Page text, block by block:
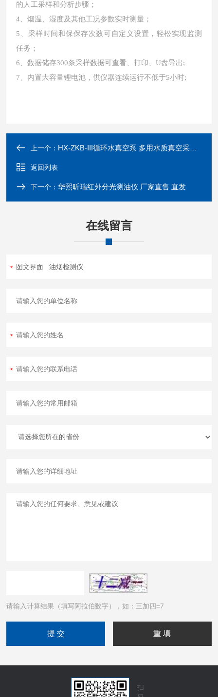
的人工采样和分析步骤 ；
4、烟温、湿度及其他工况参数实时测量 ；
5、 采样时间和保保存次数可自定义设置，轻松实现监测
任务 ；
6、数据储存300条采样数据可查看、打印、U盘导出;
7、 内置大容量锂电池，供仪器连续运行不低于5小时;
上一个： HX-ZKB-III循环水真空泵 多用水质真空采集泵
返回列表
下一个：华熙昕瑞红外分光测油仪 厂家直售 直发
在线留言
请输入计算结果（填写阿拉伯数字），如：三加四=7
扫